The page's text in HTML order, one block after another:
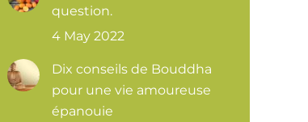
question.
4 May 2022
Dix conseils de Bouddha
pour une vie amoureuse
épanouie